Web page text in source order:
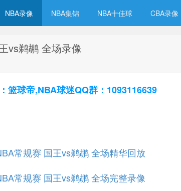
NBA录像 NBA集锦 NBA十佳球 CBA录像
vs鹈鹕 全场录像
篮球帝,NBA球迷QQ群：1093116639
常规赛 国王vs鹈鹕 全场精华回放
常规赛 国王vs鹈鹕 全场完整录像